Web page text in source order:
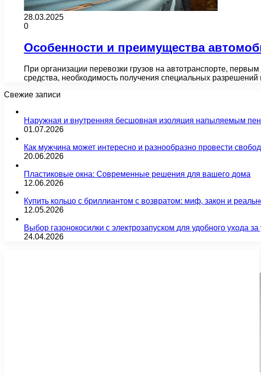
28.03.2025
0
Особенности и преимущества
При организации перевозки грузов на автотранспорте,
средства, необходимость получения специальных
Свежие записи
Наружная и внутренняя бесшовная изоляция напыляемым
01.07.2026
Как мужчина может интересно и разнообразно провести
20.06.2026
Пластиковые окна: Современные решения для вашего дома
12.06.2026
Купить кольцо с бриллиантом с возвратом: миф, закон и
12.05.2026
Выбор газонокосилки с электрозапуском для удобного ухода
24.04.2026